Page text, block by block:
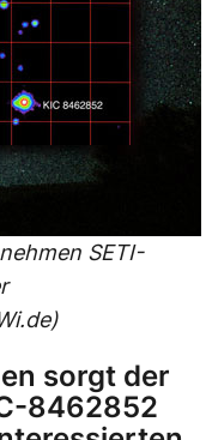
SETI-
sorgt der
8462852